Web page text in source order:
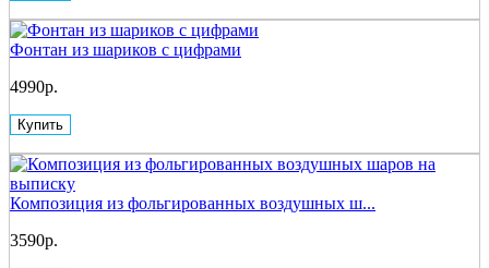
Фонтан из шариков с цифрами
4990р.
Купить
Композиция из фольгированных воздушных ш...
3590р.